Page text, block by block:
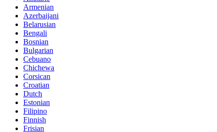
Armenian
Azerbaijani
Belarusian
Bengali
Bosnian
Bulgarian
Cebuano
Chichewa
Corsican
Croatian
Dutch
Estonian
Filipino
Finnish
Frisian